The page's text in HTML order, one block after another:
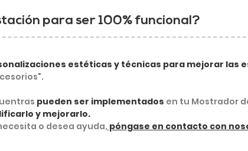
para ser 100% funcional?
estéticas y técnicas para mejorar las
pueden ser implementados en tu Mostrador
y mejorarlo.
o desea ayuda, póngase en contacto con